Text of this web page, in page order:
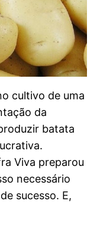
cultivo de uma
da
batata
Viva preparou
necessário
sucesso. E,